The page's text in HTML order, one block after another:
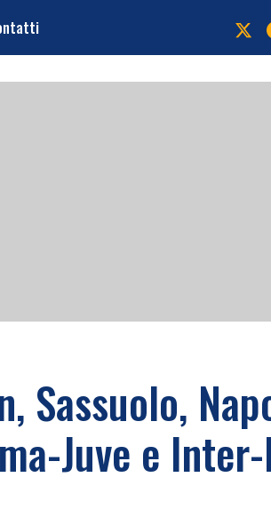
Sassuolo,
Juve e